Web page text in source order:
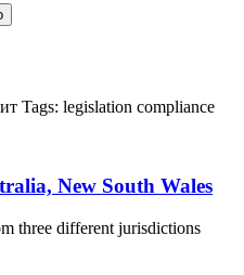
Tags: legislation compliance
New South Wales
three different jurisdictions